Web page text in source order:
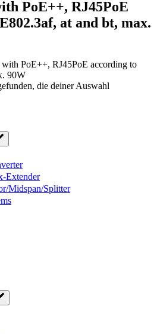
PoE++, RJ45PoE
at and bt, max.
PoE++, RJ45PoE according to
90W
die deiner Auswahl
Extender
Midspan/Splitter